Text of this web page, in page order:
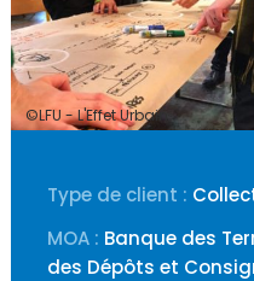
©LFU - L'Effet Urbain
Type de client :
MOA : Banque des
des Dépôts et